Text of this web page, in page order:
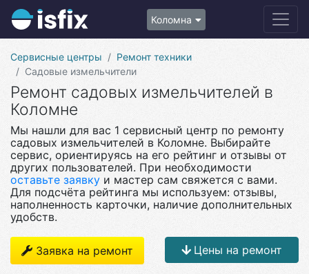
Коломна
Сервисные центры
Ремонт техники
Садовые измельчители
Ремонт садовых измельчителей в
Коломне
Мы нашли для вас 1 сервисный центр по ремонту
садовых измельчителей в Коломне. Выбирайте
сервис, ориентируясь на его рейтинг и отзывы от
других пользователей. При необходимости
оставьте заявку и мастер сам свяжется с вами.
Для подсчёта рейтинга мы используем: отзывы,
наполненность карточки, наличие дополнительных
удобств.
Заявка на ремонт Цены на ремонт